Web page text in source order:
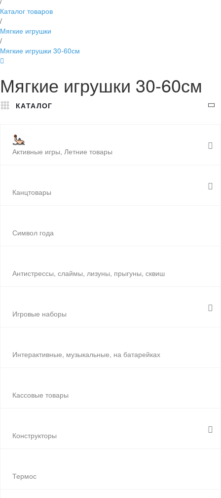
Каталог товаров
/
Мягкие игрушки
/
Мягкие игрушки 30-60см
Мягкие игрушки 30-60см
КАТАЛОГ
Активные игры, Летние товары
Канцтовары
Символ года
Антистрессы, слаймы, лизуны, прыгуны, сквиш
Игровые наборы
Интерактивные, музыкальные, на батарейках
Кассовые товары
Конструкторы
Термос